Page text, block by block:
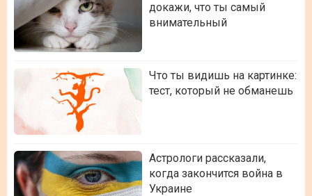
докажи, что ты самый
внимательный
Что ты видишь на картинке:
тест, который не обманешь
Астрологи рассказали,
когда закончится война в
Украине